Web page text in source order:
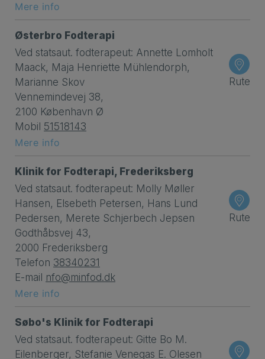
Mere info
Østerbro Fodterapi
Ved statsaut. fodterapeut: Annette Lomholt
Maack, Maja Henriette Mühlendorph,
Marianne Skov
Vennemindevej 38,
2100 København Ø
Mobil 51518143
Mere info
Rute
Klinik for Fodterapi, Frederiksberg
Ved statsaut. fodterapeut: Molly Møller
Hansen, Elsebeth Petersen, Hans Lund
Pedersen, Merete Schjerbech Jepsen
Godthåbsvej 43,
2000 Frederiksberg
Telefon 38340231
E-mail nfo@minfod.dk
Mere info
Rute
Søbo's Klinik for Fodterapi
Ved statsaut. fodterapeut: Gitte Bo M.
Eilenberger, Stefanie Venegas E. Olesen